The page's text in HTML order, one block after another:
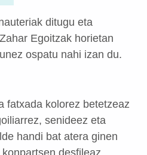
ditugu eta
Egoitzak horietan
ospatu nahi izan du.
fatxada kolorez betetzeaz
senideez eta
handi bat atera ginen
desfileaz